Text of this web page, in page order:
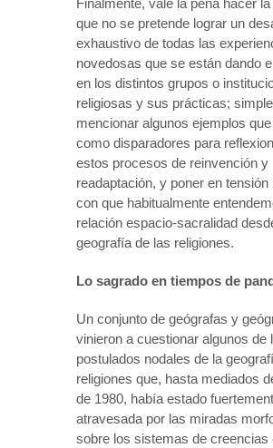
Finalmente, vale la pena hacer
que no se pretende lograr un
exhaustivo de todas las
novedosas que se están dando
en los distintos grupos o
religiosas y sus prácticas;
mencionar algunos ejemplos
como disparadores para
estos procesos de reinvención y
readaptación, y poner en tensión
con que habitualmente
relación espacio-sacralidad
geografía de las religiones.
Lo sagrado en tiempos de
Un conjunto de geógrafas y
vinieron a cuestionar algunos de
postulados nodales de la
religiones que, hasta mediados
de 1980, había estado
atravesada por las miradas
sobre los sistemas de creencias